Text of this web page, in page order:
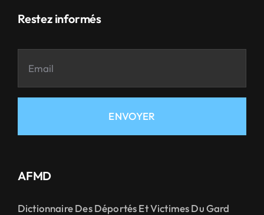
Restez informés
ENVOYER
AFMD
Dictionnaire Des Déportés Et Victimes Du Gard